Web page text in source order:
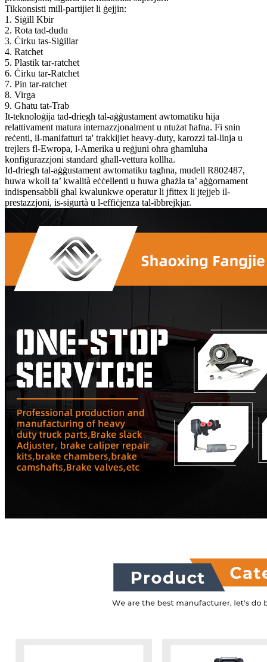
Tikkonsisti mill-partijiet li ġejjin:
1. Siġill Kbir
2. Rota tad-dudu
3. Ċirku tas-Siġillar
4. Ratchet
5. Plastik tar-ratchet
6. Ċirku tar-Ratchet
7. Pin tar-ratchet
8. Virga
9. Għatu tat-Trab
It-teknoloġija tad-driegħ tal-aġġustament awtomatiku hija
relattivament matura internazzjonalment u ntużat ħafna. Fi snin
reċenti, il-manifatturi ta' trakkijiet heavy-duty, karozzi tal-linja u
trejlers fl-Ewropa, l-Amerika u reġjuni oħra għamluha
konfigurazzjoni standard għall-vettura kollha.
Id-driegħ tal-aġġustament awtomatiku tagħna, mudell R802487,
huwa wkoll ta’ kwalità eċċellenti u huwa għażla ta’ aġġornament
indispensabbli għal kwalunkwe operatur li jfittex li jtejjeb il-
prestazzjoni, is-sigurtà u l-effiċjenza tal-ibbrejkjar.